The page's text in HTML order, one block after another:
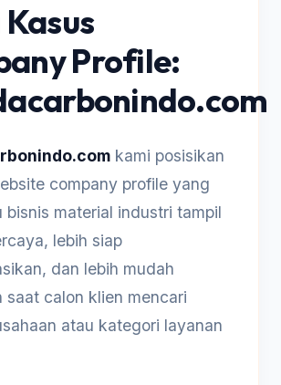
Profile:
kami posisikan
company profile yang
bisnis material industri tampil
lebih siap
dan lebih mudah
saat calon klien mencari
atau kategori layanan